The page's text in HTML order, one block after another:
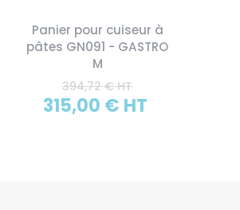
Panier pour cuiseur à
pâtes GN091 - GASTRO
M
394,72 € HT
315,00 € HT